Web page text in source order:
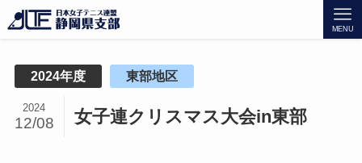
MENU
2024年度 東部地区
女子連クリスマス大会in東部
2024
12/08